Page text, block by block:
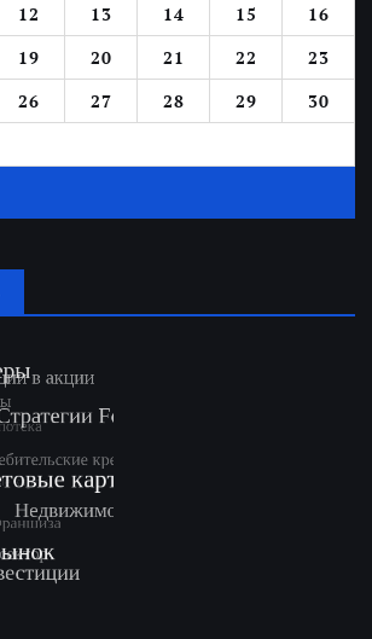
12 13 14 15
16
19 20 21 22
23
26 27 28 29
30